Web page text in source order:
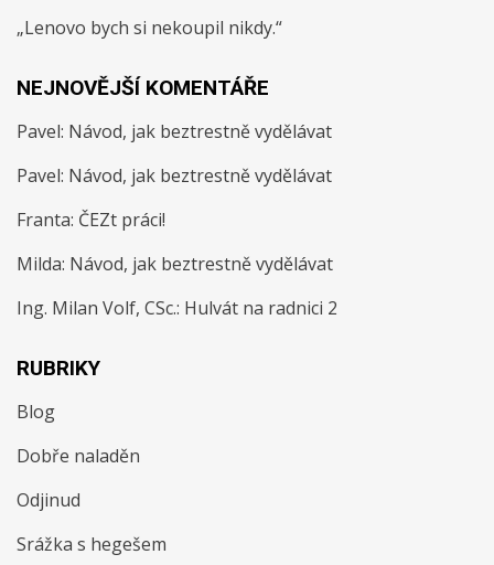
„Lenovo bych si nekoupil nikdy.“
NEJNOVĚJŠÍ KOMENTÁŘE
Pavel: Návod, jak beztrestně vydělávat
Pavel: Návod, jak beztrestně vydělávat
Franta: ČEZt práci!
Milda: Návod, jak beztrestně vydělávat
Ing. Milan Volf, CSc.: Hulvát na radnici 2
RUBRIKY
Blog
Dobře naladěn
Odjinud
Srážka s hegešem